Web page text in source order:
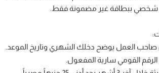
ببطاقة غير مضمونة فقط.